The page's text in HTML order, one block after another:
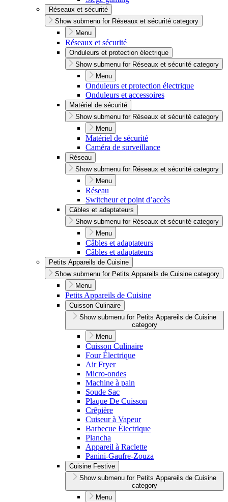
Réseaux et sécurité
Show submenu for Réseaux et sécurité category
Menu
Réseaux et sécurité
Onduleurs et protection électrique
Show submenu for Réseaux et sécurité category
Menu
Onduleurs et protection électrique
Onduleurs et accessoires
Matériel de sécurité
Show submenu for Réseaux et sécurité category
Menu
Matériel de sécurité
Caméra de surveillance
Réseau
Show submenu for Réseaux et sécurité category
Menu
Réseau
Switcheur et point d’accès
Câbles et adaptateurs
Show submenu for Réseaux et sécurité category
Menu
Câbles et adaptateurs
Câbles et adaptateurs
Petits Appareils de Cuisine
Show submenu for Petits Appareils de Cuisine category
Menu
Petits Appareils de Cuisine
Cuisson Culinaire
Show submenu for Petits Appareils de Cuisine
category
Menu
Cuisson Culinaire
Four Électrique
Air Fryer
Micro-ondes
Machine à pain
Soude Sac
Plaque De Cuisson
Crêpière
Cuiseur à Vapeur
Barbecue Électrique
Plancha
Appareil à Raclette
Panini-Gaufre-Zouza
Cuisine Festive
Show submenu for Petits Appareils de Cuisine
category
Menu